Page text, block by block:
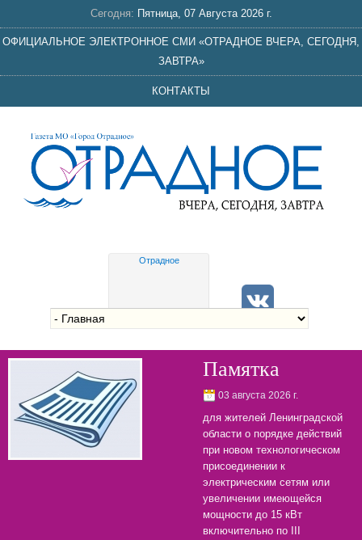
Сегодня: Пятница, 07 Августа 2026 г.
ОФИЦИАЛЬНОЕ ЭЛЕКТРОННОЕ СМИ «ОТРАДНОЕ ВЧЕРА, СЕГОДНЯ,
ЗАВТРА»
КОНТАКТЫ
Отрадное
Памятка
03 августа 2026 г.
для жителей Ленинградской
области о порядке действий
при новом технологическом
присоединении к
электрическим сетям или
увеличении имеющейся
мощности до 15 кВт
включительно по III